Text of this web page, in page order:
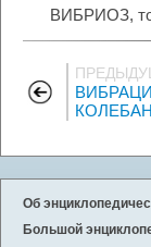
ВИБРИОЗ, то
Об
Большой